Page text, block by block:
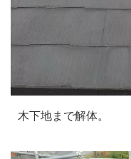
木下地まで解体。